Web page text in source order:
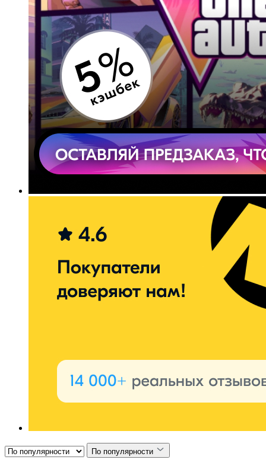
По популярности